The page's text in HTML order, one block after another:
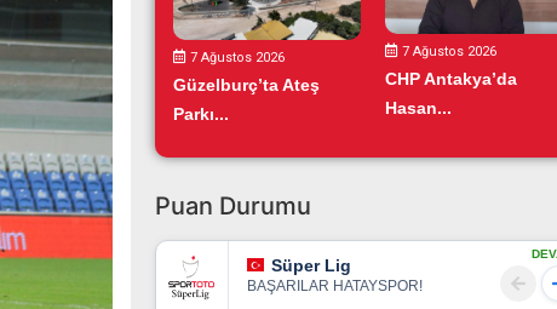
7 Ağustos 2026
Güzelburç’ta Ateş
Parkı...
7 Ağustos 2026
CHP Antakya’da
Hasan...
Puan Durumu
Süper Lig
BAŞARILAR HATAYSPOR!